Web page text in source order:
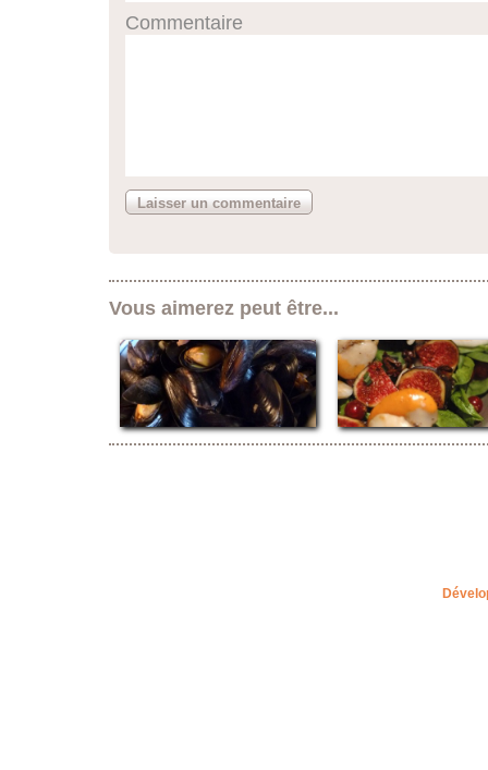
Commentaire
Vous aimerez peut être...